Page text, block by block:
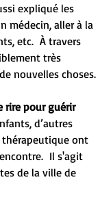
expliqué les
médecin, aller à la
etc.  À travers
très
nouvelles choses.
rire pour guérir
d’autres
thérapeutique ont
Il s'agit
de la ville de